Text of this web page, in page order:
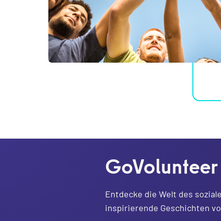
Entdecke die Welt des
inspirierende Geschichten